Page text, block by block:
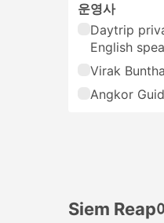
운영사
Daytrip
English
Virak
Angkor
Siem Reap